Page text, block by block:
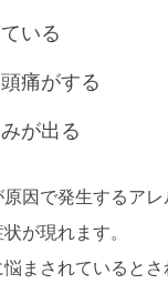
いる
痛がする
が出る
因で発生するアレ
が現れます。
まされていると